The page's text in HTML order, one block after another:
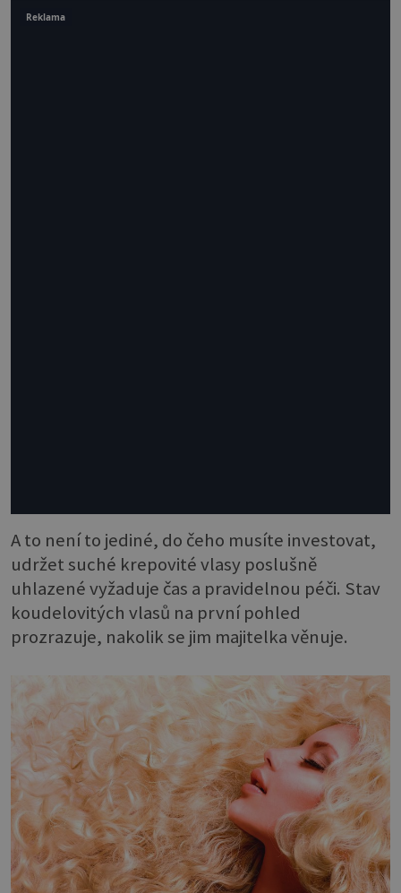
A to není to jediné, do čeho musíte investovat,
udržet suché krepovité vlasy poslušně
uhlazené vyžaduje čas a pravidelnou péči. Stav
koudelovitých vlasů na první pohled
prozrazuje, nakolik se jim majitelka věnuje.
Reklama